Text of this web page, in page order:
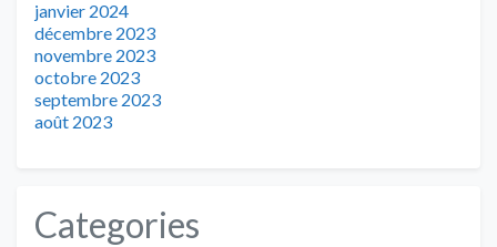
janvier 2024
décembre 2023
novembre 2023
octobre 2023
septembre 2023
août 2023
Categories